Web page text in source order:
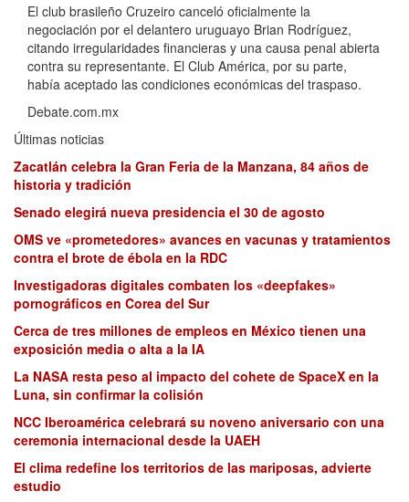
El club brasileño Cruzeiro canceló oficialmente la
negociación por el delantero uruguayo Brian Rodríguez,
citando irregularidades financieras y una causa penal abierta
contra su representante. El Club América, por su parte,
había aceptado las condiciones económicas del traspaso.
Debate.com.mx
Últimas noticias
Zacatlán celebra la Gran Feria de la Manzana, 84 años de
historia y tradición
Senado elegirá nueva presidencia el 30 de agosto
OMS ve «prometedores» avances en vacunas y tratamientos
contra el brote de ébola en la RDC
Investigadoras digitales combaten los «deepfakes»
pornográficos en Corea del Sur
Cerca de tres millones de empleos en México tienen una
exposición media o alta a la IA
La NASA resta peso al impacto del cohete de SpaceX en la
Luna, sin confirmar la colisión
NCC Iberoamérica celebrará su noveno aniversario con una
ceremonia internacional desde la UAEH
El clima redefine los territorios de las mariposas, advierte
estudio